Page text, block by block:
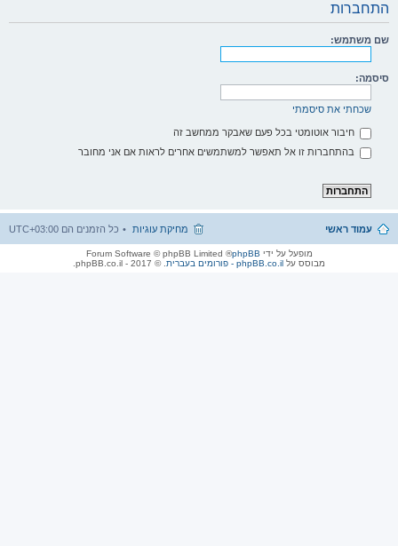
התחברות
שם משתמש:
סיסמה:
שכחתי את סיסמתי
חיבור אוטומטי בכל פעם שאבקר ממחשב זה
בהתחברות זו אל תאפשר למשתמשים אחרים לראות אם אני מחובר
עמוד ראשי כל הזמנים הם UTC+03:00 מחיקת עוגיות
מופעל על ידי phpBB
® Forum Software © phpBB Limited
מבוסס על phpBB.co.il - פורומים בעברית . © 2017 - phpBB.co.il.